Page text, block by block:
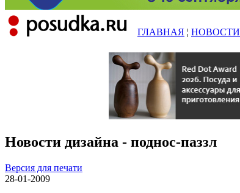
ГЛАВНАЯ ¦ НОВОСТИ
Новости дизайна - поднос-паззл
Версия для печати
28-01-2009